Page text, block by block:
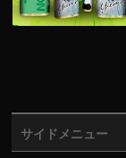
サイドメニュー